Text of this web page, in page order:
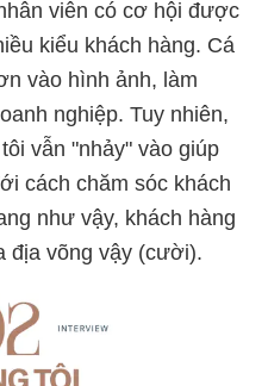
viên có cơ hội được
kiểu khách hàng. Cá
vào hình ảnh, làm
nghiệp. Tuy nhiên,
vẫn "nhảy" vào giúp
cách chăm sóc khách
như vậy, khách hàng
địa võng vậy (cười).